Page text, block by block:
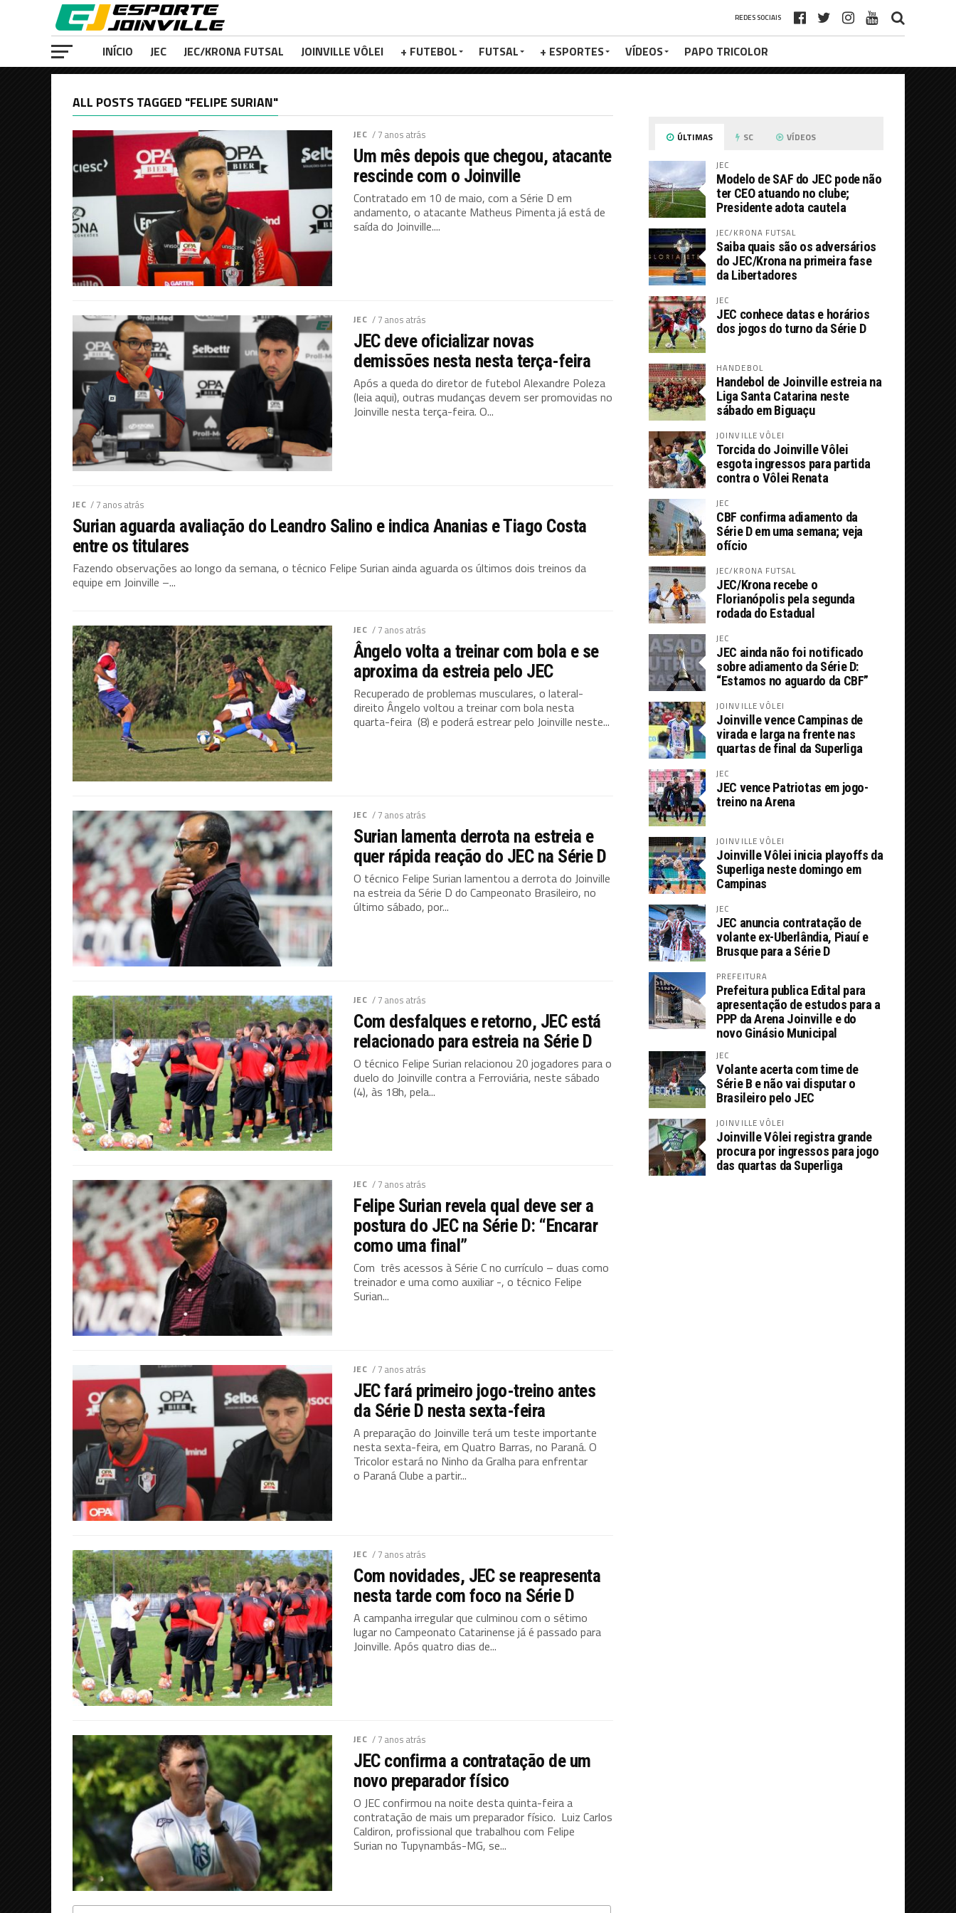
REDES SOCIAIS
INÍCIO JEC JEC/KRONA FUTSAL JOINVILLE VÔLEI + FUTEBOL FUTSAL + ESPORTES VÍDEOS PAPO TRICOLOR
ALL POSTS TAGGED "FELIPE SURIAN"
JEC / 7 anos atrás
Um mês depois que chegou, atacante
rescinde com o Joinville
Contratado em 10 de maio, com a Série D em
andamento, o atacante Matheus Pimenta já está de
saída do Joinville....
JEC / 7 anos atrás
JEC deve oficializar novas
demissões nesta nesta terça-feira
Após a queda do diretor de futebol Alexandre Poleza
(leia aqui), outras mudanças devem ser promovidas no
Joinville nesta terça-feira. O...
JEC / 7 anos atrás
Surian aguarda avaliação do Leandro Salino e indica Ananias e Tiago Costa
entre os titulares
Fazendo observações ao longo da semana, o técnico Felipe Surian ainda aguarda os últimos dois treinos da
equipe em Joinville –...
JEC / 7 anos atrás
Ângelo volta a treinar com bola e se
aproxima da estreia pelo JEC
Recuperado de problemas musculares, o lateral-
direito Ângelo voltou a treinar com bola nesta
quarta-feira (8) e poderá estrear pelo Joinville neste...
JEC / 7 anos atrás
Surian lamenta derrota na estreia e
quer rápida reação do JEC na Série D
O técnico Felipe Surian lamentou a derrota do Joinville
na estreia da Série D do Campeonato Brasileiro, no
último sábado, por...
JEC / 7 anos atrás
Com desfalques e retorno, JEC está
relacionado para estreia na Série D
O técnico Felipe Surian relacionou 20 jogadores para o
duelo do Joinville contra a Ferroviária, neste sábado
(4), às 18h, pela...
JEC / 7 anos atrás
Felipe Surian revela qual deve ser a
postura do JEC na Série D: “Encarar
como uma final”
Com três acessos à Série C no currículo – duas como
treinador e uma como auxiliar -, o técnico Felipe
Surian...
JEC / 7 anos atrás
JEC fará primeiro jogo-treino antes
da Série D nesta sexta-feira
A preparação do Joinville terá um teste importante
nesta sexta-feira, em Quatro Barras, no Paraná. O
Tricolor estará no Ninho da Gralha para enfrentar
o Paraná Clube a partir...
JEC / 7 anos atrás
Com novidades, JEC se reapresenta
nesta tarde com foco na Série D
A campanha irregular que culminou com o sétimo
lugar no Campeonato Catarinense já é passado para
Joinville. Após quatro dias de...
JEC / 7 anos atrás
JEC confirma a contratação de um
novo preparador físico
O JEC confirmou na noite desta quinta-feira a
contratação de mais um preparador físico. Luiz Carlos
Caldiron, profissional que trabalhou com Felipe
Surian no Tupynambás-MG, se...
ÚLTIMAS SC VÍDEOS
JEC
Modelo de SAF do JEC pode não
ter CEO atuando no clube;
Presidente adota cautela
JEC/KRONA FUTSAL
Saiba quais são os adversários
do JEC/Krona na primeira fase
da Libertadores
JEC
JEC conhece datas e horários
dos jogos do turno da Série D
HANDEBOL
Handebol de Joinville estreia na
Liga Santa Catarina neste
sábado em Biguaçu
JOINVILLE VÔLEI
Torcida do Joinville Vôlei
esgota ingressos para partida
contra o Vôlei Renata
JEC
CBF confirma adiamento da
Série D em uma semana; veja
ofício
JEC/KRONA FUTSAL
JEC/Krona recebe o
Florianópolis pela segunda
rodada do Estadual
JEC
JEC ainda não foi notificado
sobre adiamento da Série D:
“Estamos no aguardo da CBF”
JOINVILLE VÔLEI
Joinville vence Campinas de
virada e larga na frente nas
quartas de final da Superliga
JEC
JEC vence Patriotas em jogo-
treino na Arena
JOINVILLE VÔLEI
Joinville Vôlei inicia playoffs da
Superliga neste domingo em
Campinas
JEC
JEC anuncia contratação de
volante ex-Uberlândia, Piauí e
Brusque para a Série D
PREFEITURA
Prefeitura publica Edital para
apresentação de estudos para a
PPP da Arena Joinville e do
novo Ginásio Municipal
JEC
Volante acerta com time de
Série B e não vai disputar o
Brasileiro pelo JEC
JOINVILLE VÔLEI
Joinville Vôlei registra grande
procura por ingressos para jogo
das quartas da Superliga